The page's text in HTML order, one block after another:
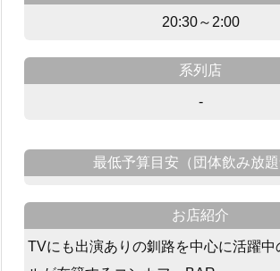
20:30～2:00
系列店
-
最低予算目安（団体飲み放題
お店紹介
TVにも出演ありの釧路を中心に活躍中